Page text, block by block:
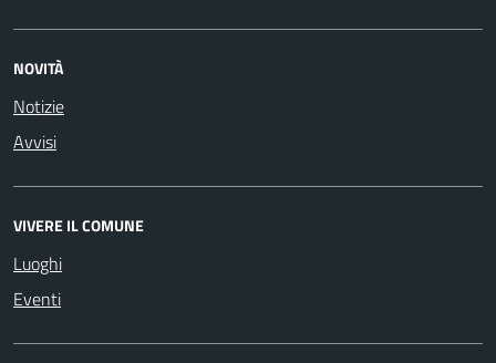
NOVITÀ
Notizie
Avvisi
VIVERE IL COMUNE
Luoghi
Eventi